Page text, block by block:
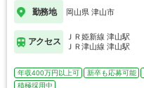
勤務地 岡山県 津山市
アクセス
ＪＲ姫新線 津山駅
ＪＲ津山線 津山駅
年収400万円以上可 新卒も応募可能
積極採用中